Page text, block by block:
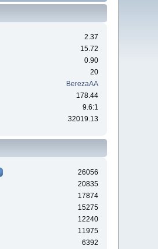
2.37
15.72
0.90
20
BerezaAA
178.44
9.6:1
32019.13
26056
20835
17874
15275
12240
11975
6392